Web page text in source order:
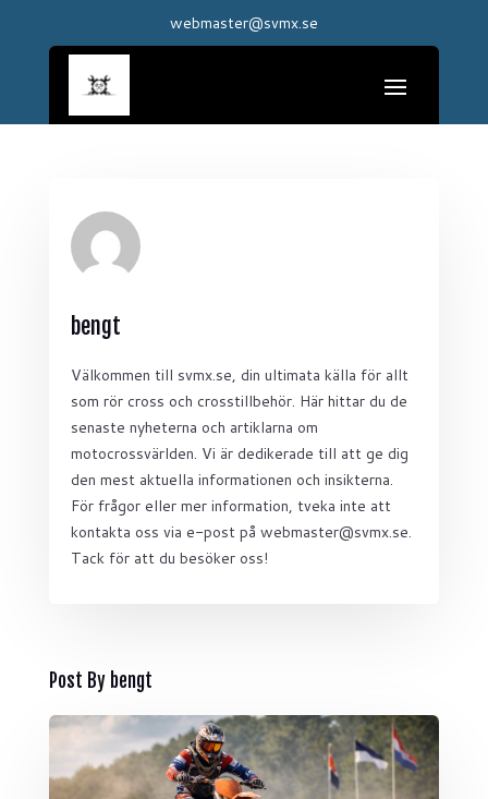
webmaster@svmx.se
bengt
Välkommen till svmx.se, din ultimata källa för allt
som rör cross och crosstillbehör. Här hittar du de
senaste nyheterna och artiklarna om
motocrossvärlden. Vi är dedikerade till att ge dig
den mest aktuella informationen och insikterna.
För frågor eller mer information, tveka inte att
kontakta oss via e-post på webmaster@svmx.se.
Tack för att du besöker oss!
Post By bengt